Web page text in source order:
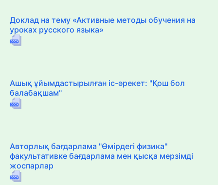
Доклад на тему «Активные методы обучения на
уроках русского языка»
Ашық ұйымдастырылған іс-әрекет: "Қош бол
балабақшам"
Авторлық бағдарлама "Өмірдегі физика"
факультативке бағдарлама мен қысқа мерзімді
жоспарлар